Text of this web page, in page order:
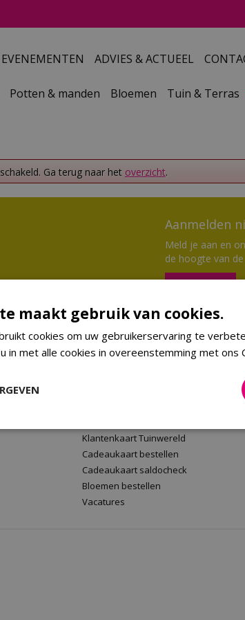
EVENEMENTEN ADVIES & ACTUEEL
Potten & manden Bloemen Tuin & Terras
Ga terug naar het overzicht.
Aanmelden
Meld je aan en
de hoogte van
Aanmelden
Tuinwereld Wijchen
Klantenkaart Tuinwereld
Cadeaukaart bestellen
Cadeaukaart saldocheck
Bloemen bestellen
Vacatures
maakt gebruik van cookies.
cookies om uw gebruikerservaring te
in met alle cookies in overeenstemming met ons